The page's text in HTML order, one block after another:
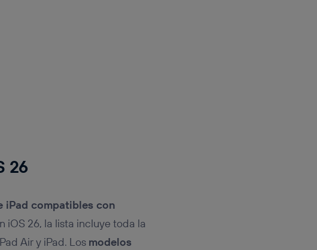
26
iPad compatibles con
iOS 26, la lista incluye toda la
Air y iPad. Los modelos